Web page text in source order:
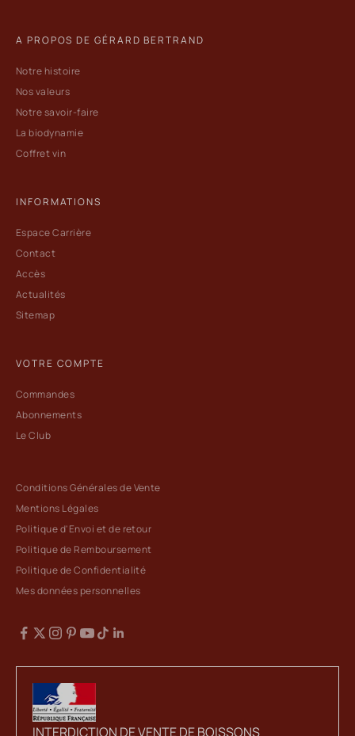
A PROPOS DE GÉRARD BERTRAND
Notre histoire
Nos valeurs
Notre savoir-faire
La biodynamie
Coffret vin
INFORMATIONS
Espace Carrière
Contact
Accès
Actualités
Sitemap
VOTRE COMPTE
Commandes
Abonnements
Le Club
Conditions Générales de Vente
Mentions Légales
Politique d'Envoi et de retour
Politique de Remboursement
Politique de Confidentialité
Mes données personnelles
INTERDICTION DE VENTE DE BOISSONS